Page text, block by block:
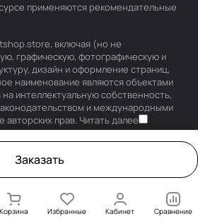
Заказать
Корзина Избранные Кабинет Сравнение
применяются рекомендательные
включая (но не
графическую, фотографическую и
дизайн и оформление страниц,
наименование являются объектами
на интеллектуальную собственность,
и международными
авторских прав. Читать далее